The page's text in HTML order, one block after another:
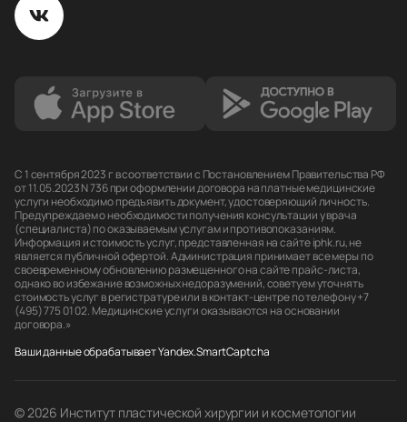
С 1 сентября 2023 г в соответствии с Постановлением Правительства РФ
от 11.05.2023 N 736 при оформлении договора на платные медицинские
услуги необходимо предъявить документ, удостоверяющий личность.
Предупреждаем о необходимости получения консультации у врача
(специалиста) по оказываемым услугам и противопоказаниям.
Информация и стоимость услуг, представленная на сайте iphk.ru, не
является публичной офертой. Администрация принимает все меры по
своевременному обновлению размещенного на сайте прайс-листа,
однако во избежание возможных недоразумений, советуем уточнять
стоимость услуг в регистратуре или в контакт-центре по телефону +7
(495) 775 01 02. Медицинские услуги оказываются на основании
договора.»
Ваши данные обрабатывает Yandex.SmartCaptcha
© 2026 Институт пластической хирургии и косметологии